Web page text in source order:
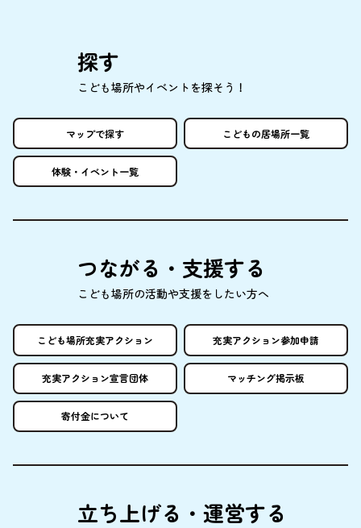
探す
こども場所やイベントを探そう！
マップで探す こどもの居場所一覧
体験 ・イベント一覧
つながる・ 支援する
こども場所の活動や支援をしたい方へ
こども場所充実アクション 充実アクション参加申請
充実アクション宣言団体 マッチング掲示板
寄付金について
立ち上げる・ 運営する